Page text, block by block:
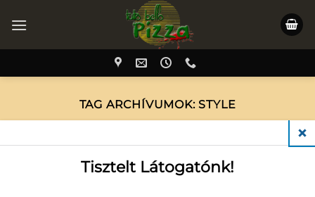
TAG ARCHÍVUMOK:STYLE
Nem található semmi
It seems we can’t find what you’re looking for.
Tisztelt Látogatónk!